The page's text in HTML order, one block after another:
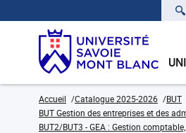
Accueil Catalogue 2025-2026
BUT
BUT Gestion des entreprises et des
BUT2/BUT3 - GEA : Gestion